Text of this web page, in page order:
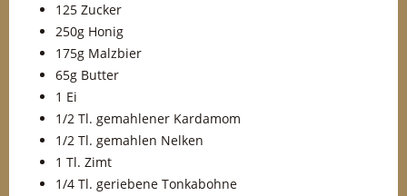
125 Zucker
250g Honig
175g Malzbier
65g Butter
1 Ei
1/2 Tl. gemahlener Kardamom
1/2 Tl. gemahlen Nelken
1 Tl. Zimt
1/4 Tl. geriebene Tonkabohne